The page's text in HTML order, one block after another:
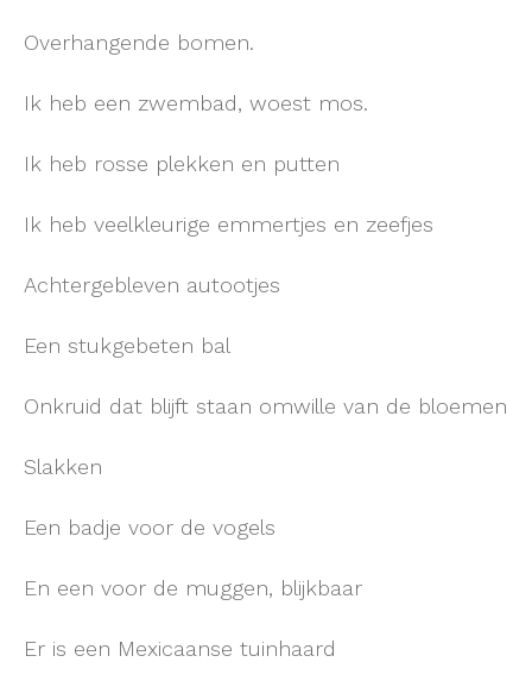
Overhangende bomen.
Ik heb een zwembad, woest mos.
Ik heb rosse plekken en putten
Ik heb veelkleurige emmertjes en zeefjes
Achtergebleven autootjes
Een stukgebeten bal
Onkruid dat blijft staan omwille van de bloemen
Slakken
Een badje voor de vogels
En een voor de muggen, blijkbaar
Er is een Mexicaanse tuinhaard